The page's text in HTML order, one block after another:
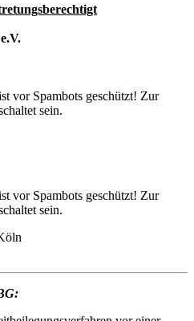
vor Spambots geschützt! Zur
sein.
vor Spambots geschützt! Zur
sein.